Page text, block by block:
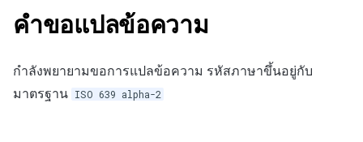
คำขอแปลข้อความ
กำลังพยายามขอการแปลข้อความ รหัสภาษาขึ้นอยู่กับ
มาตรฐาน ISO 639 alpha-2